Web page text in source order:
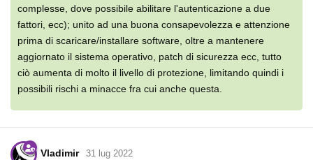
complesse, dove possibile abilitare l'autenticazione a due
fattori, ecc); unito ad una buona consapevolezza e attenzione
prima di scaricare/installare software, oltre a mantenere
aggiornato il sistema operativo, patch di sicurezza ecc, tutto
ciò aumenta di molto il livello di protezione, limitando quindi i
possibili rischi a minacce fra cui anche questa.
Vladimir 31 lug 2022